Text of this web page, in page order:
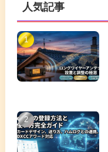
(16)
(7)
(5)
(4)
(2)
(4)
(1)
人気記事